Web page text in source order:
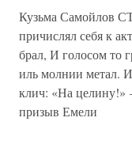
Кузьма
причислял себя к
брал, И голосом то
иль молнии метал. И
клич: «На целину!»
призыв Емели